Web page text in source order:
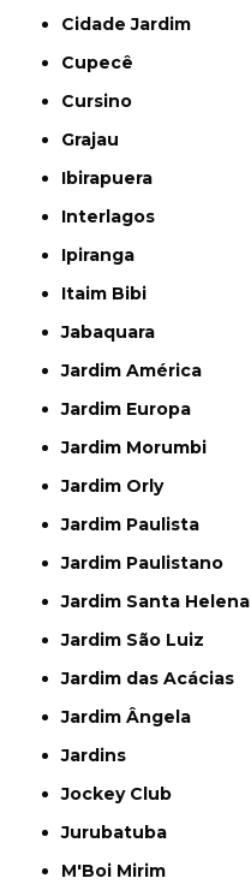
Cidade Jardim
Cupecê
Cursino
Grajau
Ibirapuera
Interlagos
Ipiranga
Itaim Bibi
Jabaquara
Jardim América
Jardim Europa
Jardim Morumbi
Jardim Orly
Jardim Paulista
Jardim Paulistano
Jardim Santa Helena
Jardim São Luiz
Jardim das Acácias
Jardim Ângela
Jardins
Jockey Club
Jurubatuba
M'Boi Mirim